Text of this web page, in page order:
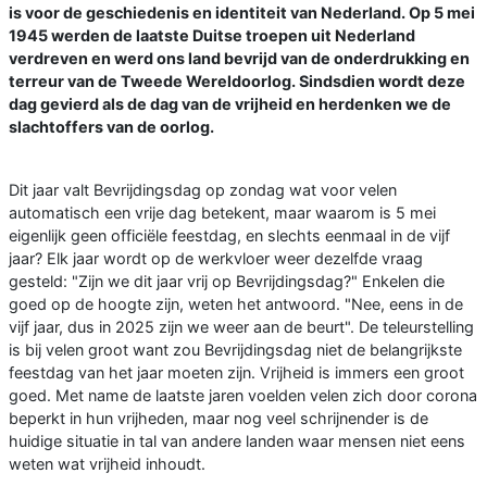
is voor de geschiedenis en identiteit van Nederland. Op 5 mei
1945 werden de laatste Duitse troepen uit Nederland
verdreven en werd ons land bevrijd van de onderdrukking en
terreur van de Tweede Wereldoorlog. Sindsdien wordt deze
dag gevierd als de dag van de vrijheid en herdenken we de
slachtoffers van de oorlog.
Dit jaar valt Bevrijdingsdag op zondag wat voor velen
automatisch een vrije dag betekent, maar waarom is 5 mei
eigenlijk geen officiële feestdag, en slechts eenmaal in de vijf
jaar? Elk jaar wordt op de werkvloer weer dezelfde vraag
gesteld: "Zijn we dit jaar vrij op Bevrijdingsdag?" Enkelen die
goed op de hoogte zijn, weten het antwoord. "Nee, eens in de
vijf jaar, dus in 2025 zijn we weer aan de beurt". De teleurstelling
is bij velen groot want zou Bevrijdingsdag niet de belangrijkste
feestdag van het jaar moeten zijn. Vrijheid is immers een groot
goed. Met name de laatste jaren voelden velen zich door corona
beperkt in hun vrijheden, maar nog veel schrijnender is de
huidige situatie in tal van andere landen waar mensen niet eens
weten wat vrijheid inhoudt.